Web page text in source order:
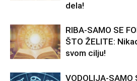
dela!
RIBA-SAMO SE
ŠTO ŽELITE:
svom cilju!
VODOLIJA-SAMO